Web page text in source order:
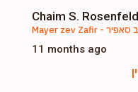
Chaim S. Rosenfeld
11 months ago